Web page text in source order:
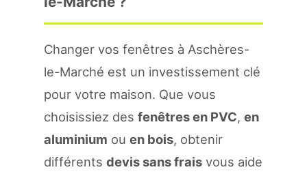
Changer vos fenêtres à Aschères-
le-Marché est un investissement clé
pour votre maison. Que vous
choisissiez des fenêtres en PVC, en
aluminium ou en bois, obtenir
différents devis sans frais vous aide